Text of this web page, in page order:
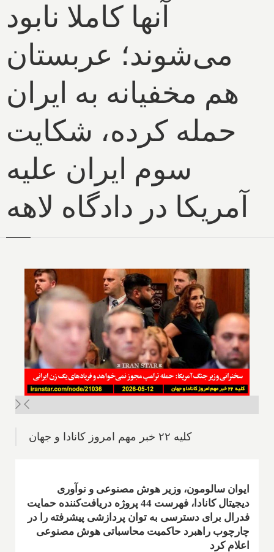
آنها کاملا نابود
می‌شوند؛ عربستان
هم مخفیانه به ایران
حمله کرده، شکایت
سوم ایران علیه
آمریکا در دادگاه لاهه
کلیه ۲۲ خبر مهم امروز کانادا و جهان
ایوان سالومون، وزیر هوش مصنوعی و نوآوری
دیجیتال کانادا، فهرست 44 پروژه دریافت‌کننده حمایت
فدرال برای دسترسی به توان پردازشی پیشرفته را در
چارچوب راهبرد حاکمیت محاسباتی هوش مصنوعی
اعلام کرد